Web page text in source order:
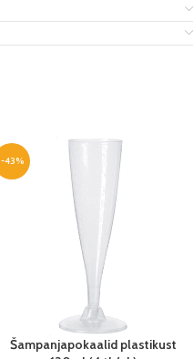
-43%
Šampanjapokaalid plastikust